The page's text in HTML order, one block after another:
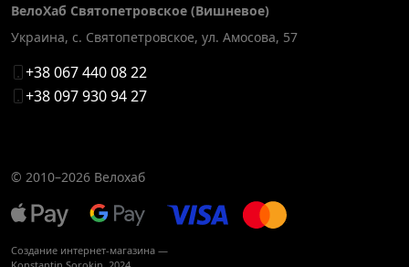
ВелоХаб Святопетровское (Вишневое)
Украина, с. Святопетровское, ул. Амосова, 57
+38 067 440 08 22
+38 097 930 94 27
© 2010–2026 Велохаб
Создание интернет-магазина —